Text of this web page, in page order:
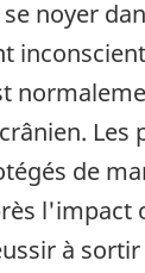
noyer
Les
de
l'impact
à